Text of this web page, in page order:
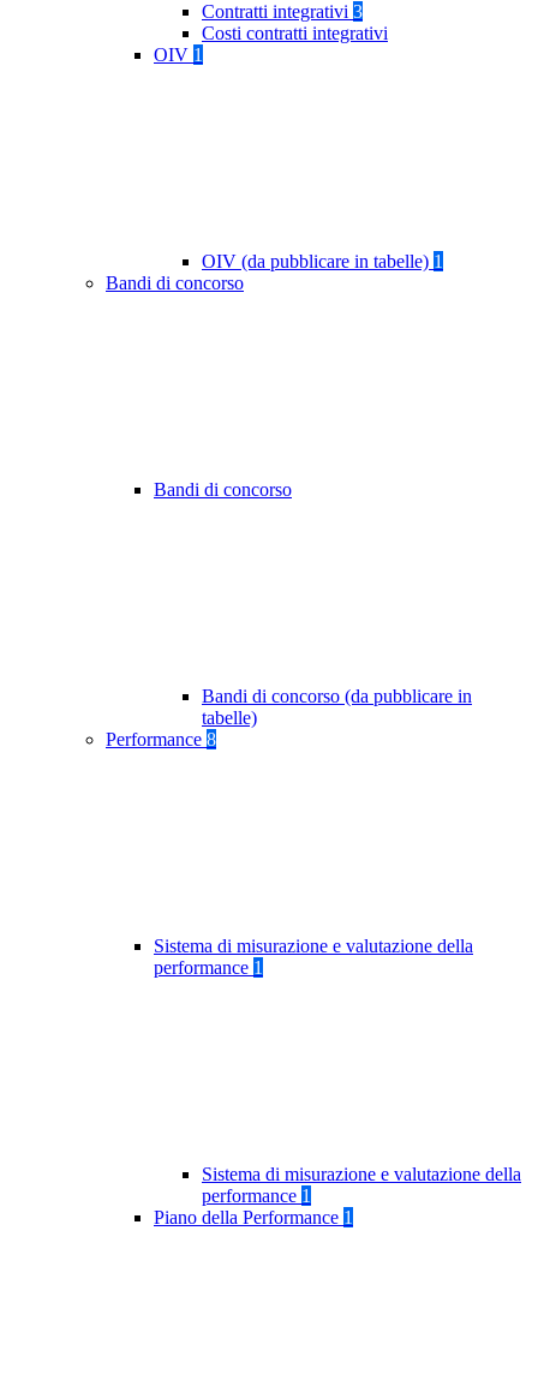
Contratti integrativi 3
Costi contratti integrativi
OIV 1
OIV (da pubblicare in tabelle) 1
Bandi di concorso
Bandi di concorso
Bandi di concorso (da pubblicare in
tabelle)
Performance 8
Sistema di misurazione e valutazione della
performance 1
Sistema di misurazione e valutazione della
performance 1
Piano della Performance 1